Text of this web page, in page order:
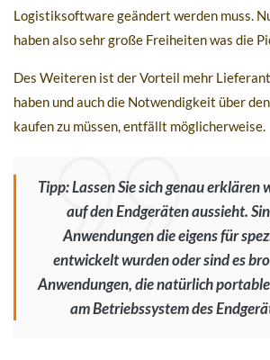
Logistiksoftware geändert werden muss.
haben also sehr große Freiheiten was die
Des Weiteren ist der Vorteil mehr
haben und auch die Notwendigkeit über
kaufen zu müssen, entfällt möglicherweise.
Tipp: Lassen Sie sich genau erklären
auf den Endgeräten aussieht.
Anwendungen die eigens für
entwickelt wurden oder sind es
Anwendungen, die natürlich
am Betriebssystem des